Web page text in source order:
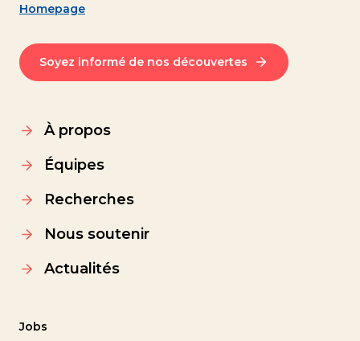
Homepage
Soyez informé de nos découvertes
À propos
Équipes
Recherches
Nous soutenir
Actualités
Jobs